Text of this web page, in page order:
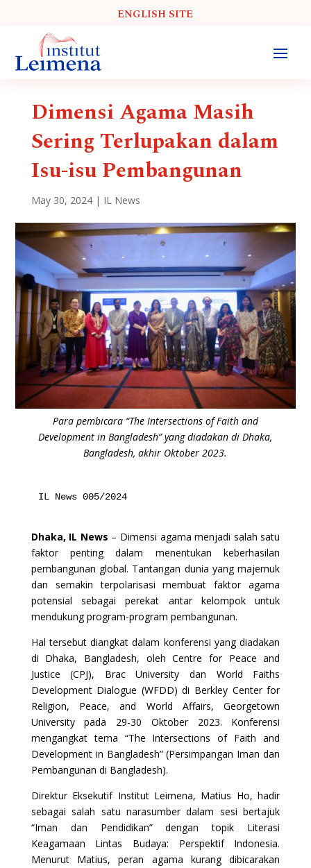
ENGLISH SITE
Dimensi Agama Masih
Sering Terlupakan dalam
Isu-isu Pembangunan
May 30, 2024| IL News
Para pembicara “The Intersections of Faith and
Development in Bangladesh” yang diadakan di Dhaka,
Bangladesh, akhir Oktober 2023.
IL News 005/2024
Dhaka, IL News – Dimensi agama menjadi salah satu
faktor penting dalam menentukan keberhasilan
pembangunan global. Tantangan dunia yang majemuk
dan semakin terpolarisasi membuat faktor agama
potensial sebagai perekat antar kelompok untuk
mendukung program-program pembangunan.
Hal tersebut diangkat dalam konferensi yang diadakan
di Dhaka, Bangladesh, oleh Centre for Peace and
Justice (CPJ), Brac University dan World Faiths
Development Dialogue (WFDD) di Berkley Center for
Religion, Peace, and World Affairs, Georgetown
University pada 29-30 Oktober 2023. Konferensi
mengangkat tema “The Intersections of Faith and
Development in Bangladesh” (Persimpangan Iman dan
Pembangunan di Bangladesh).
Direktur Eksekutif Institut Leimena, Matius Ho, hadir
sebagai salah satu narasumber dalam sesi bertajuk
“Iman dan Pendidikan” dengan topik Literasi
Keagamaan Lintas Budaya: Perspektif Indonesia.
Menurut Matius, peran agama kurang dibicarakan